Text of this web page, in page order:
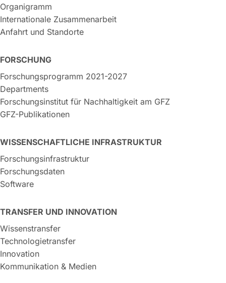
Organigramm
Internationale Zusammenarbeit
Anfahrt und Standorte
FORSCHUNG
Forschungsprogramm 2021-2027
Departments
Forschungsinstitut für Nachhaltigkeit am GFZ
GFZ-Publikationen
WISSENSCHAFTLICHE INFRASTRUKTUR
Forschungsinfrastruktur
Forschungsdaten
Software
TRANSFER UND INNOVATION
Wissenstransfer
Technologietransfer
Innovation
Kommunikation & Medien